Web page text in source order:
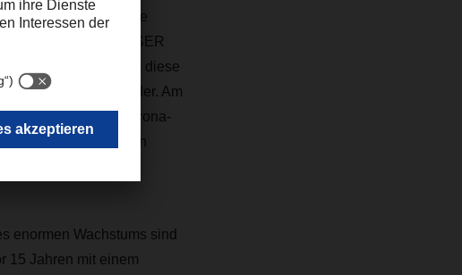
bleiben unsere größte
DACHSER
einer Familie." Dass diese
Willem-Alexander. Am
dass die Corona-
DACHSER wurden
enormen Wachstums sind
15 Jahren mit einem